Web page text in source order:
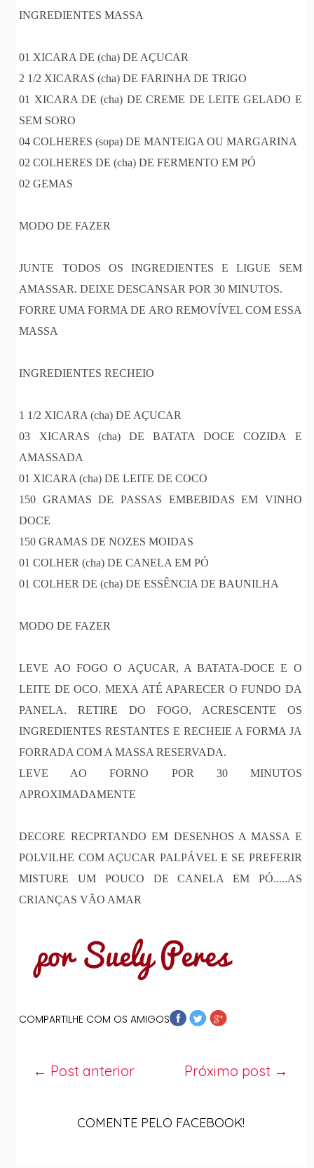
INGREDIENTES MASSA
01 XICARA DE (cha) DE AÇUCAR
2 1/2 XICARAS (cha) DE FARINHA DE TRIGO
01 XICARA DE (cha) DE CREME DE LEITE GELADO E
SEM SORO
04 COLHERES (sopa) DE MANTEIGA OU MARGARINA
02 COLHERES DE (cha) DE FERMENTO EM PÓ
02 GEMAS
MODO DE FAZER
JUNTE TODOS OS INGREDIENTES E LIGUE SEM
AMASSAR. DEIXE DESCANSAR POR 30 MINUTOS.
FORRE UMA FORMA DE ARO REMOVÍVEL COM ESSA
MASSA
INGREDIENTES RECHEIO
1 1/2 XICARA (cha) DE AÇUCAR
03 XICARAS (cha) DE BATATA DOCE COZIDA E
AMASSADA
01 XICARA (cha) DE LEITE DE COCO
150 GRAMAS DE PASSAS EMBEBIDAS EM VINHO
DOCE
150 GRAMAS DE NOZES MOIDAS
01 COLHER (cha) DE CANELA EM PÓ
01 COLHER DE (cha) DE ESSÊNCIA DE BAUNILHA
MODO DE FAZER
LEVE AO FOGO O AÇUCAR, A BATATA-DOCE E O
LEITE DE OCO. MEXA ATÉ APARECER O FUNDO DA
PANELA. RETIRE DO FOGO, ACRESCENTE OS
INGREDIENTES RESTANTES E RECHEIE A FORMA JA
FORRADA COM A MASSA RESERVADA.
LEVE AO FORNO POR 30 MINUTOS
APROXIMADAMENTE
DECORE RECPRTANDO EM DESENHOS A MASSA E
POLVILHE COM AÇUCAR PALPÁVEL E SE PREFERIR
MISTURE UM POUCO DE CANELA EM PÓ.....AS
CRIANÇAS VÃO AMAR
COMPARTILHE COM OS AMIGOS
Próximo post →
← Post anterior
COMENTE PELO FACEBOOK!